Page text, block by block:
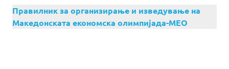
Правилник за организирање и изведување на
Македонската економска олимпијада-МЕО